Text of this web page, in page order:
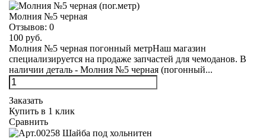
Молния №5 черная
Отзывов: 0
100 руб.
Молния №5 черная погонный метрНаш магазин
специализируется на продаже запчастей для чемоданов. В
наличии деталь - Молния №5 черная (погонный...
Заказать
Купить в 1 клик
Сравнить